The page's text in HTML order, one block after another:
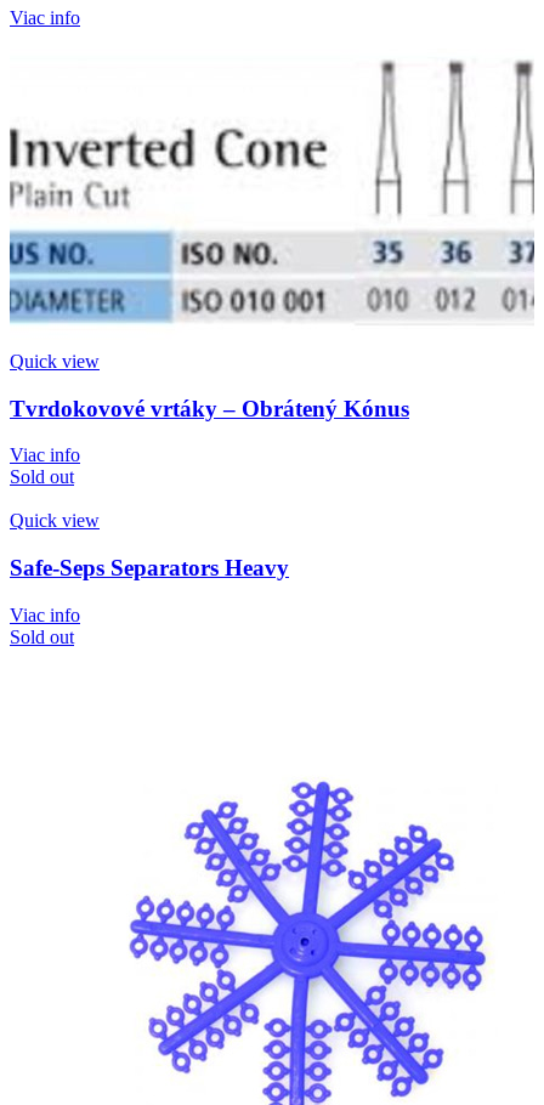
Viac info
Quick view
Tvrdokovové vrtáky – Obrátený Kónus
Viac info
Sold out
Quick view
Safe-Seps Separators Heavy
Viac info
Sold out